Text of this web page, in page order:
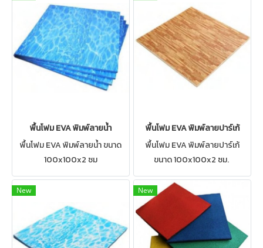
พื้นโฟม EVA พิมพ์ลายน้ำ
พื้นโฟม EVA พิมพ์ลายน้ำ ขนาด
100x100x2 ซม
พื้นโฟม EVA พิมพ์ลายปาร์เก้
พื้นโฟม EVA พิมพ์ลายปาร์เก้
ขนาด 100x100x2 ซม.
New New